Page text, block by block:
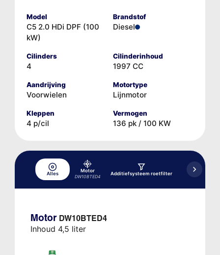
Model
C5 2.0 HDi DPF (100
kW)
Brandstof
Diesel
Cilinders
4
Cilinderinhoud
1997 CC
Aandrijving
Voorwielen
Motortype
Lijnmotor
Kleppen
4 p/cil
Vermogen
136 pk / 100 KW
Alles
Motor
DW10BTED4
Additiefsysteem roetfilter
rem-/
Motor DW10BTED4
Inhoud 4,5 liter